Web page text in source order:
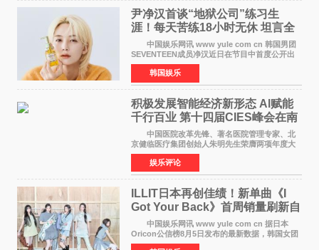
尹净汉首谈“地狱公司”练习生
涯！每天苦练18小时无休 坦言全
靠成员撑过来
中国娱乐网讯 www yule com cn 韩国男团
SEVENTEEN成员净汉近日在节目中首度公开出
道前的残酷练习生经历，并提及经纪公司Pledis
娱乐，引发广泛关注。 在8月2日播出的日本
TBS综艺节目《周
韩国娱乐
积极发展智能经济新形态 Al赋能
千行百业 第十四届CIES峰会在南
京盛大召开
中国医院改革先锋、著名医院管理专家、北
京健临医疗集团创始人朱明先生荣膺两项年度大
奖 2026年7月31日，盛夏金陵，长江之畔，
以重落地·真务实·强链接为主题的2026&lsquo;人
工智能+&rsquo
娱乐评论
ILLIT日本再创佳绩！新单曲《I
Got Your Back》首周销量刷新自
身纪录
中国娱乐网讯 www yule com cn 据日本
Oricon公信榜8月5日发布的最新数据，韩国女团
ILLIT在日本发行的第二张单曲《I Got Your